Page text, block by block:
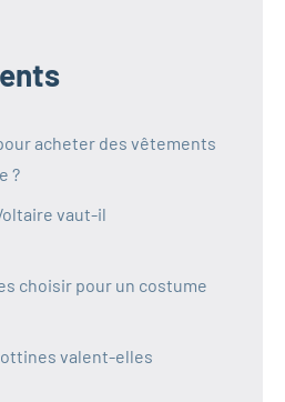
acheter des vêtements
?
vaut-il
choisir pour un costume
valent-elles